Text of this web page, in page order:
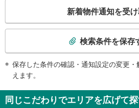
検
知
を
新着物件通知を受
検索条件を保存
保存した条件の確認・通知設定の変更・
えます。
同じこだわりでエリアを広げて